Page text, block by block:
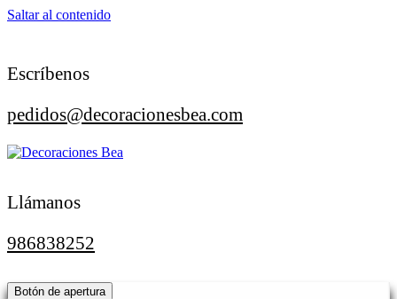
Saltar al contenido
Escríbenos
pedidos@decoracionesbea.com
Llámanos
986838252
Botón de apertura